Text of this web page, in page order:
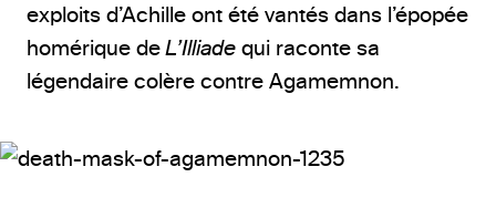
exploits d’Achille ont été vantés dans l’épopée
homérique deL’Illiade qui raconte sa
légendaire colère contre Agamemnon.